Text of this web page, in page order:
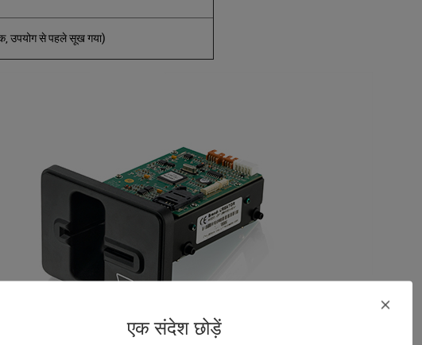
एक संदेश छोड़ें
से पहले सूख गया)